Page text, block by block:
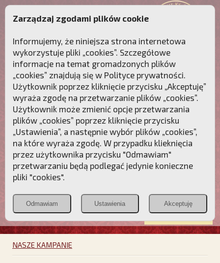
Przebudźmy sumienia Polaków!
Polonia
Christiana
PCh24.pl
Przymierze
POZNAJ APOSTOLAT FATIMY WESPRZYJ
NAS
NASZE KAMPANIE
Zarządzaj zgodami plików cookie
Informujemy, że niniejsza strona internetowa
wykorzystuje pliki „cookies”. Szczegółowe
informacje na temat gromadzonych plików
„cookies” znajdują się w Polityce prywatności.
Użytkownik poprzez kliknięcie przycisku „Akceptuję”
wyraża zgodę na przetwarzanie plików „cookies”.
Użytkownik może zmienić opcje przetwarzania
plików „cookies” poprzez kliknięcie przycisku
„Ustawienia”, a następnie wybór plików „cookies”,
na które wyraża zgodę. W przypadku klieknięcia
przez użytkownika przycisku "Odmawiam"
przetwarzaniu będą podlegać jedynie konieczne
pliki "cookies".
Odmawiam Ustawienia Akceptuję